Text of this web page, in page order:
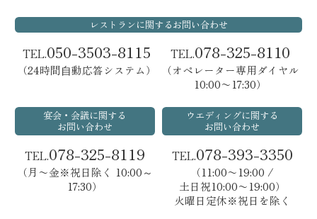
レストランに関するお問い合わせ
TEL.050-3503-8115
（24時間⾃動応答システム）
TEL.078-325-8110
（オペレーター専用ダイヤル
10:00〜17:30）
宴会・会議に関する
お問い合わせ
TEL.078-325-8119
（月〜金※祝日除く 10:00～
17:30）
ウエディングに関する
お問い合わせ
TEL.078-393-3350
（11:00〜19:00 /
土日祝10:00〜19:00）
火曜日定休※祝日を除く